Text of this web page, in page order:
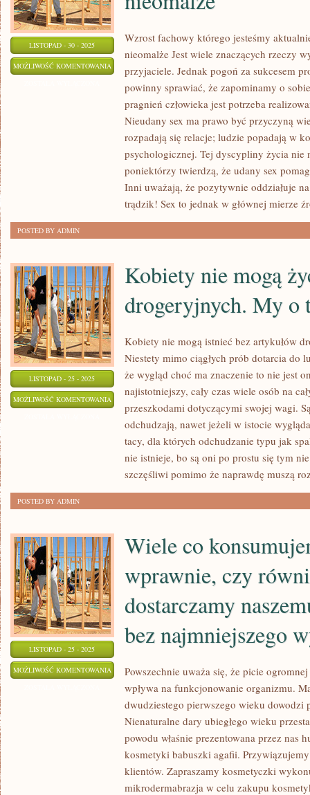
LISTOPAD - 30 - 2025
MOŻLIWOŚĆ KOMENTOWANIA
JESTEŚMY
AKTUALNIE
ŚWIADKAMI
PRZENIKA
NIEOMALŻE
Wzrost fachowy którego jesteśmy
nieomalże Jest wiele znaczących rzeczy
przyjaciele. Jednak pogoń za sukcesem
powinny sprawiać, że zapominamy o
pragnień człowieka jest potrzeba
Nieudany sex ma prawo być przyczyną
rozpadają się relacje; ludzie popadają w
psychologicznej. Tej dyscypliny życia nie
poniektórzy twierdzą, że udany sex
Inni uważają, że pozytywnie oddziałuje
trądzik! Sex to jednak w głównej mierze
POSTED BY ADMIN
LISTOPAD - 25 - 2025
MOŻLIWOŚĆ KOMENTOWANIA KOBIETY
KWESTII
Kobiety nie mogą
drogeryjnych. My o
Kobiety nie mogą istnieć bez artykułów
Niestety mimo ciągłych prób dotarcia do
że wygląd choć ma znaczenie to nie jest
najistotniejszy, cały czas wiele osób na
przeszkodami dotyczącymi swojej wagi.
odchudzają, nawet jeżeli w istocie
tacy, dla których odchudzanie typu jak
nie istnieje, bo są oni po prostu się tym
szczęśliwi pomimo że naprawdę muszą
POSTED BY ADMIN
LISTOPAD - 25 - 2025
MOŻLIWOŚĆ KOMENTOWANIA WIELE
KONSUMUJEMY,
WPRAWNIE,
RÓWNIEŻ
Wiele co
wprawnie, czy
dostarczamy
bez najmniejszego
Powszechnie uważa się, że picie
wpływa na funkcjonowanie organizmu.
dwudziestego pierwszego wieku dowodzi
Nienaturalne dary ubiegłego wieku
powodu właśnie prezentowana przez nas
kosmetyki babuszki agafii.
klientów. Zapraszamy kosmetyczki
mikrodermabrazja w celu zakupu